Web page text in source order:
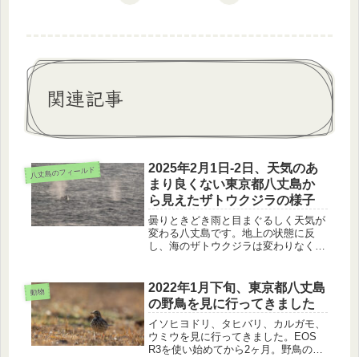
関連記事
八丈島のフィールド
2025年2月1日-2日、天気のあ
まり良くない東京都八丈島か
ら見えたザトウクジラの様子
曇りときどき雨と目まぐるしく天気が
変わる八丈島です。地上の状態に反
し、海のザトウクジラは変わりなく見
動物
2022年1月下旬、東京都八丈島
の野鳥を見に行ってきました
イソヒヨドリ、タヒバリ、カルガモ、
ウミウを見に行ってきました。EOS
R3を使い始めてから2ヶ月。野鳥の自